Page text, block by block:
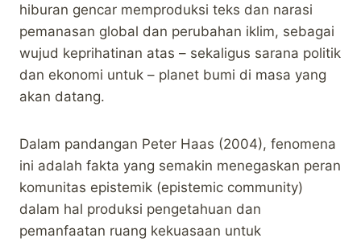
hiburan gencar memproduksi teks dan narasi
pemanasan global dan perubahan iklim, sebagai
wujud keprihatinan atas – sekaligus sarana politik
dan ekonomi untuk – planet bumi di masa yang
akan datang.
Dalam pandangan Peter Haas (2004), fenomena
ini adalah fakta yang semakin menegaskan peran
komunitas epistemik (epistemic community)
dalam hal produksi pengetahuan dan
pemanfaatan ruang kekuasaan untuk